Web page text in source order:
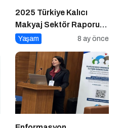
2025 Türkiye Kalıcı
Makyaj Sektör Raporu
Açıklandı
Yaşam 8 ay önce